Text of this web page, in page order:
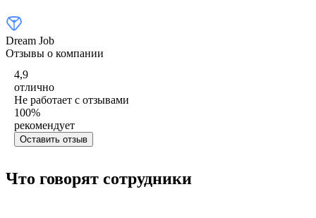
Dream Job
Отзывы о компании
4,9
отлично
Не работает с отзывами
100%
рекомендует
Оставить отзыв
Что говорят сотрудники